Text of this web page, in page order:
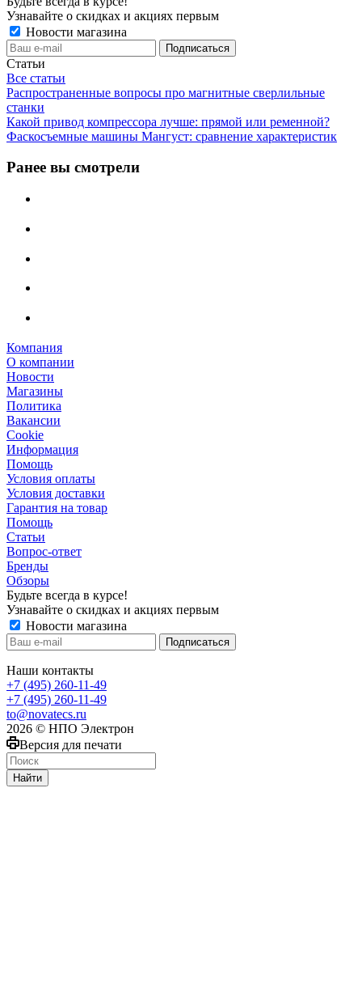
Узнавайте о скидках и акциях первым
Новости магазина
Статьи
Все статьи
Распространенные вопросы про магнитные сверлильные
станки
Какой привод компрессора лучше: прямой или ременной?
Фаскосъемные машины Мангуст: сравнение характеристик
Ранее вы смотрели
Компания
О компании
Новости
Магазины
Политика
Вакансии
Сookie
Информация
Помощь
Условия оплаты
Условия доставки
Гарантия на товар
Помощь
Статьи
Вопрос-ответ
Бренды
Обзоры
Будьте всегда в курсе!
Узнавайте о скидках и акциях первым
Новости магазина
Наши контакты
+7 (495) 260-11-49
+7 (495) 260-11-49
to@novatecs.ru
2026 © НПО Электрон
Версия для печати
Найти